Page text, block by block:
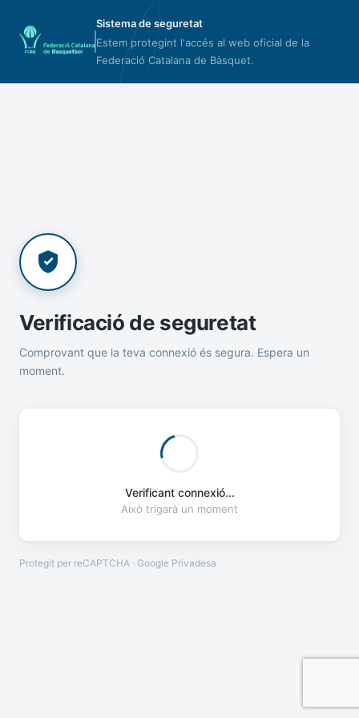
Sistema de seguretat
Estem protegint l'accés al web oficial de la
Federació Catalana de Bàsquet.
Verificació de seguretat
Comprovant que la teva connexió és segura. Espera un
moment.
Verificant connexió...
Això trigarà un moment
Protegit per reCAPTCHA · Google Privadesa